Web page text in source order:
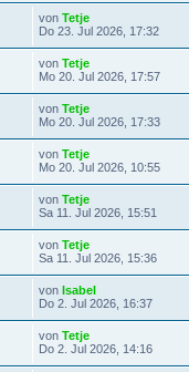
von Tetje
Do 23. Jul 2026, 17:32
von Tetje
Mo 20. Jul 2026, 17:57
von Tetje
Mo 20. Jul 2026, 17:33
von Tetje
Mo 20. Jul 2026, 10:55
von Tetje
Sa 11. Jul 2026, 15:51
von Tetje
Sa 11. Jul 2026, 15:36
von Isabel
Do 2. Jul 2026, 16:37
von Tetje
Do 2. Jul 2026, 14:16